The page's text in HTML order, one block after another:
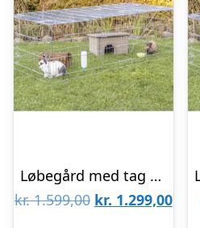
Løbegård med tag til gnavere, 216 x 116 x 65 cm
kr.1.599,00 Den
kr. 1.299,00Den